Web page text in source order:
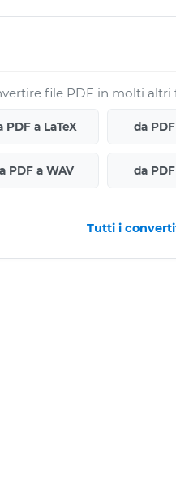
file PDF in molti altri
PDF a LaTeX da
PDF a WAV da
Tutti i